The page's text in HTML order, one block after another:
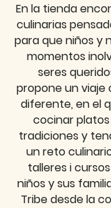
En la tienda
culinarias
para que niños y
momentos
seres
propone un viaje
diferente, en el
cocinar platos
tradiciones y
un reto
talleres i
niños y sus
Tribe desde la